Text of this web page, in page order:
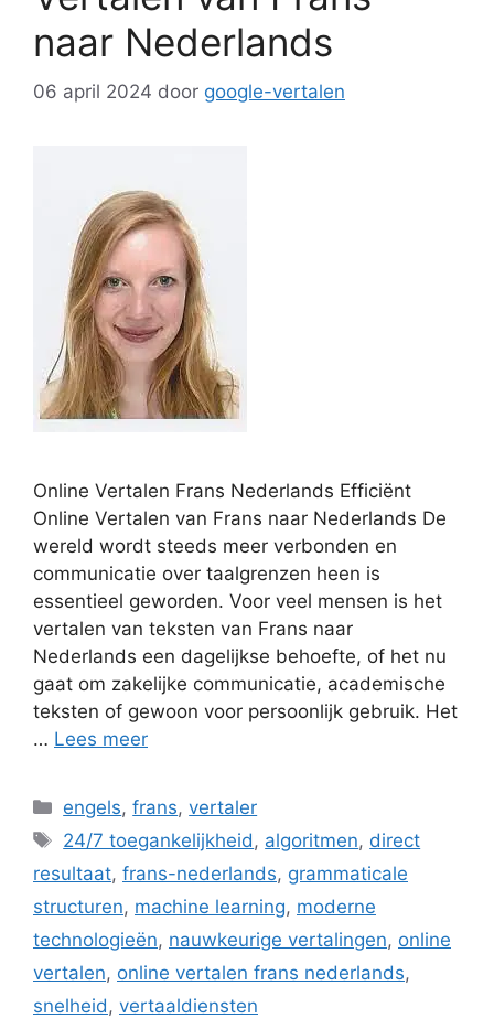
naar Nederlands
06 april 2024 door google-vertalen
Online Vertalen Frans Nederlands Efficiënt
Online Vertalen van Frans naar Nederlands De
wereld wordt steeds meer verbonden en
communicatie over taalgrenzen heen is
essentieel geworden. Voor veel mensen is het
vertalen van teksten van Frans naar
Nederlands een dagelijkse behoefte, of het nu
gaat om zakelijke communicatie, academische
teksten of gewoon voor persoonlijk gebruik. Het
… Lees meer
Categorieën
engels,frans,vertaler
Tags
24/7 toegankelijkheid , algoritmen, direct
resultaat, frans-nederlands, grammaticale
structuren, machine learning, moderne
technologieën, nauwkeurige vertalingen, online
vertalen, online vertalen frans nederlands,
snelheid , vertaaldiensten